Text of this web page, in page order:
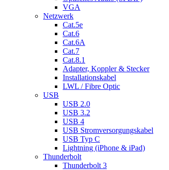
VGA
Netzwerk
Cat.5e
Cat.6
Cat.6A
Cat.7
Cat.8.1
Adapter, Koppler & Stecker
Installationskabel
LWL / Fibre Optic
USB
USB 2.0
USB 3.2
USB 4
USB Stromversorgungskabel
USB Typ C
Lightning (iPhone & iPad)
Thunderbolt
Thunderbolt 3